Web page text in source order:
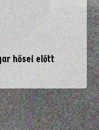
hősei előtt